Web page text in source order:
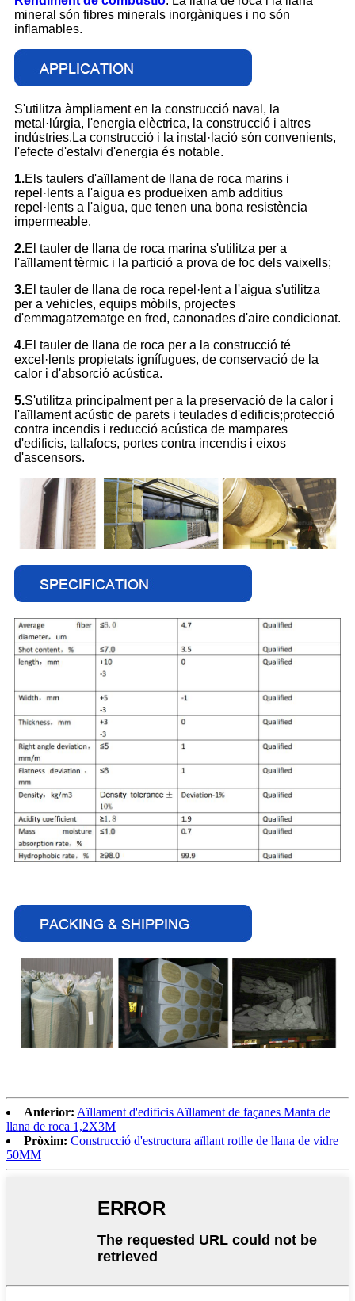
mineral són fibres minerals inorgàniques i no són
inflamables.
S'utilitza àmpliament en la construcció naval, la
metal·lúrgia, l'energia elèctrica, la construcció i altres
indústries.La construcció i la instal·lació són convenients,
l'efecte d'estalvi d'energia és notable.
1.Els taulers d'aïllament de llana de roca marins i
repel·lents a l'aigua es produeixen amb additius
repel·lents a l'aigua, que tenen una bona resistència
impermeable.
2.El tauler de llana de roca marina s'utilitza per a
l'aïllament tèrmic i la partició a prova de foc dels vaixells;
3.El tauler de llana de roca repel·lent a l'aigua s'utilitza
per a vehicles, equips mòbils, projectes
d'emmagatzematge en fred, canonades d'aire condicionat.
4.El tauler de llana de roca per a la construcció té
excel·lents propietats ignífugues, de conservació de la
calor i d'absorció acústica.
5.S'utilitza principalment per a la preservació de la calor i
l'aïllament acústic de parets i teulades d'edificis;protecció
contra incendis i reducció acústica de mampares
d'edificis, tallafocs, portes contra incendis i eixos
d'ascensors.
Anterior: Aïllament d'edificis Aïllament de façanes Manta de
llana de roca 1,2X3M
Pròxim: Construcció d'estructura aïllant rotlle de llana de vidre
50MM